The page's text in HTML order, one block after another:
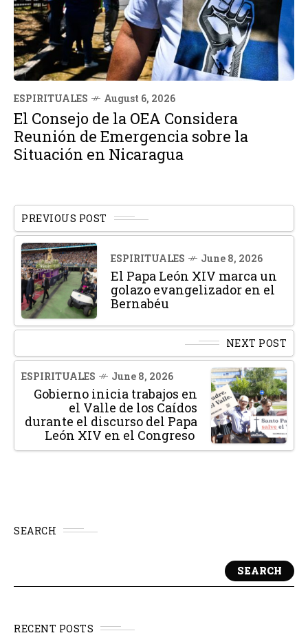
ESPIRITUALES August 6, 2026
El Consejo de la OEA Considera
Reunión de Emergencia sobre la
Situación en Nicaragua
PREVIOUS POST
ESPIRITUALES June 8, 2026
El Papa León XIV marca un
golazo evangelizador en el
Bernabéu
NEXT POST
ESPIRITUALES June 8, 2026
Gobierno inicia trabajos en
el Valle de los Caídos
durante el discurso del Papa
León XIV en el Congreso
SEARCH
SEARCH
RECENT POSTS